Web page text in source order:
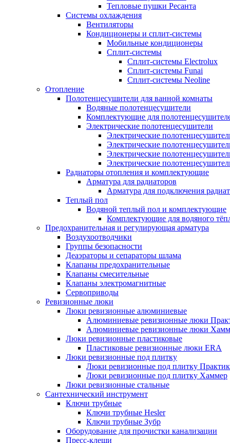
Тепловые пушки Ресанта
Системы охлаждения
Вентиляторы
Кондиционеры и сплит-системы
Мобильные кондиционеры
Сплит-системы
Сплит-системы Electrolux
Сплит-системы Funai
Сплит-системы Neoline
Отопление
Полотенцесушители для ванной комнаты
Водяные полотенцесушители
Комплектующие для
Электрические полотенцесушители
Электрические
Электрические
Электрические
Электрические
Радиаторы отопления и комплектующие
Арматура для радиаторов
Арматура для подключения
Теплый пол
Водяной теплый пол и комплектующие
Комплектующие для водяного
Предохранительная и регулирующая арматура
Воздухоотводчики
Группы безопасности
Деаэраторы и сепараторы шлама
Клапаны предохранительные
Клапаны смесительные
Клапаны электромагнитные
Сервоприводы
Ревизионные люки
Люки ревизионные алюминиевые
Алюминиевые ревизионные люки
Алюминиевые ревизионные люки
Люки ревизионные пластиковые
Пластиковые ревизионные люки ERA
Люки ревизионные под плитку
Люки ревизионные под плитку
Люки ревизионные под плитку Хаммер
Люки ревизионные стальные
Сантехнический инструмент
Ключи трубные
Ключи трубные Hesler
Ключи трубные Зубр
Оборудование для прочистки канализации
Пресс-клещи